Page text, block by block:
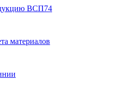
ВСП74
материалов